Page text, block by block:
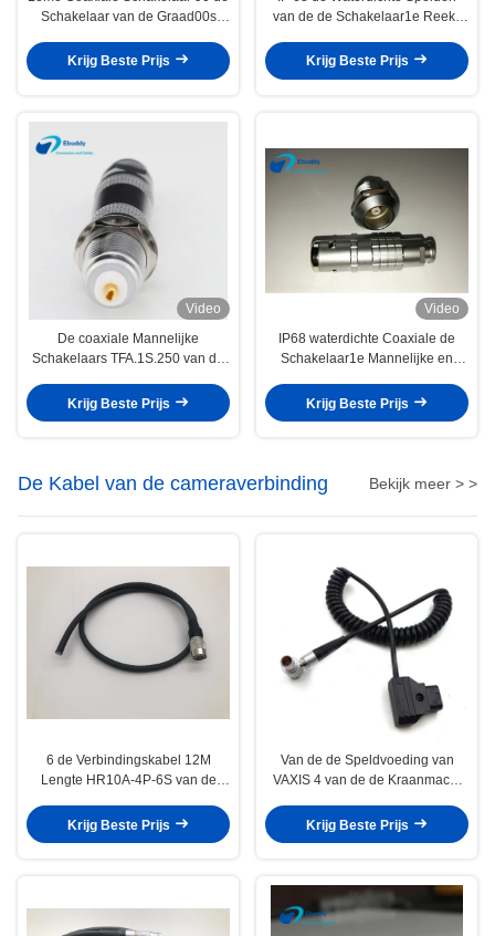
Schakelaar van de Graad00s
FLA.00.250
Krijg Beste Prijs
van de de Schakelaar1e Reeks
Lemo Mannelijke
Krijg Beste Prijs
Video
De coaxiale Mannelijke
Schakelaars TFA.1S.250 van de
Krijg Beste Prijs
Video
IP68 waterdichte Coaxiale de
Schakelaar1e Mannelijke en
FFA.1E.250 van Lemo
Krijg Beste Prijs
De Kabel van de cameraverbinding Bekijk meer > >
6 de Verbindingskabel 12M
Lengte HR10A-4P-6S van de
Jaargarantie
Krijg Beste Prijs
Van de de Speldvoeding van
VAXIS 4 van de de Kraanmacht
Speld 1 Jaargarantie
Krijg Beste Prijs